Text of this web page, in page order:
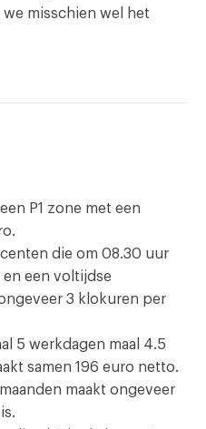
misschien wel het
P1 zone met een
die om 08.30 uur
en een voltijdse
3 klokuren per
5 werkdagen maal 4.5
samen 196 euro netto.
maakt ongeveer